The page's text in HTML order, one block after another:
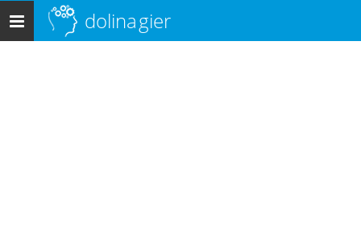
Menu
główne
dolinagier